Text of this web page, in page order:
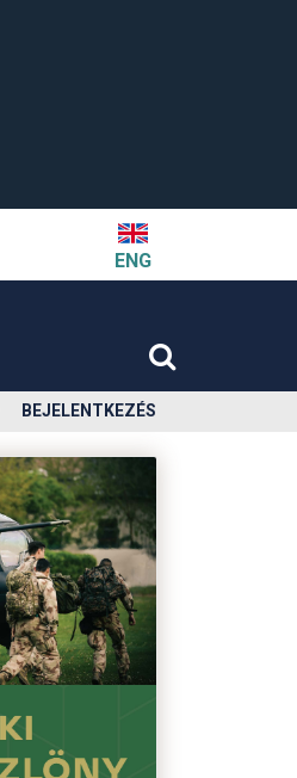
ENG
BEJELENTKEZÉS